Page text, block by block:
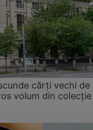
cărți vechi de
volum din colecție